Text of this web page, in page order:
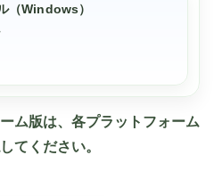
（Windows）
ム版は、各プラットフォーム
てください。